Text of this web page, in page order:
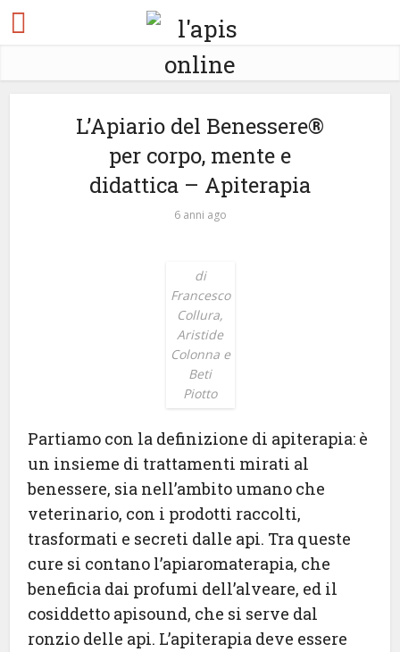
L’Apiario del Benessere®
per corpo, mente e
didattica – Apiterapia
6 anni ago
di
Francesco
Collura,
Aristide
Colonna e
Beti
Piotto
Partiamo con la definizione di apiterapia: è
un insieme di trattamenti mirati al
benessere, sia nell’ambito umano che
veterinario, con i prodotti raccolti,
trasformati e secreti dalle api. Tra queste
cure si contano l’apiaromaterapia, che
beneficia dai profumi dell’alveare, ed il
cosiddetto apisound, che si serve dal
ronzio delle api. L’apiterapia deve essere